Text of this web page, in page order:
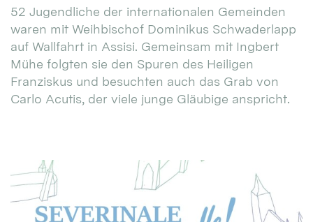
52 Jugendliche der internationalen Gemeinden
waren mit Weihbischof Dominikus Schwaderlapp
auf Wallfahrt in Assisi. Gemeinsam mit Ingbert
Mühe folgten sie den Spuren des Heiligen
Franziskus und besuchten auch das Grab von
Carlo Acutis, der viele junge Gläubige anspricht.